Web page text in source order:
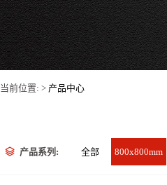
当前位置: > 产品中心
产品系列: 全部 800x800mm